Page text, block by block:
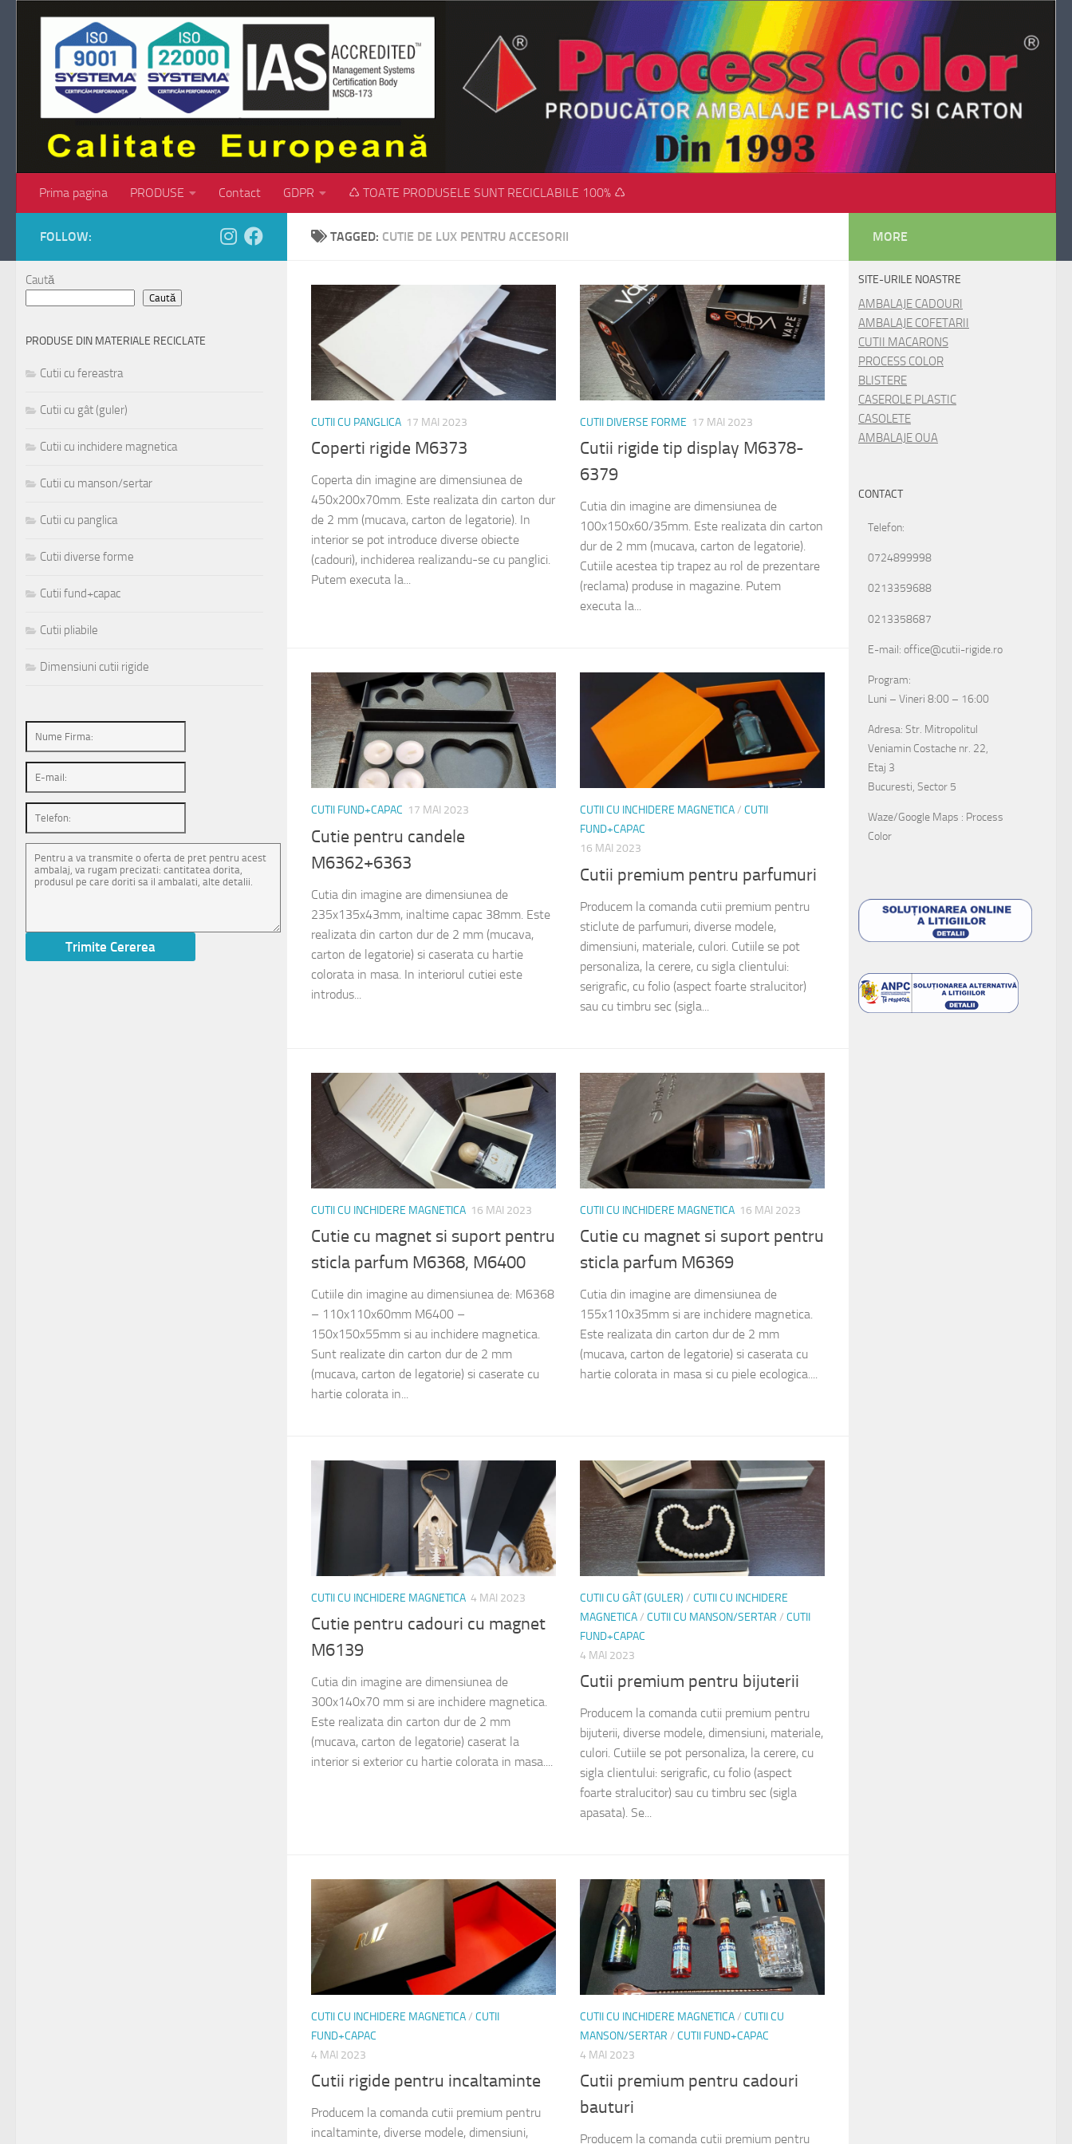
Skip to content
Prima pagina PRODUSE Contact GDPR ♺ TOATE PRODUSELE SUNT RECICLABILE 100% ♺
TAGGED: CUTIE DE LUX PENTRU ACCESORII
CUTII CU PANGLICA 17 MAI 2023
Coperti rigide M6373
Coperta din imagine are dimensiunea de
450x200x70mm. Este realizata din carton dur
de 2 mm (mucava, carton de legatorie). In
interior se pot introduce diverse obiecte
(cadouri), inchiderea realizandu-se cu panglici.
Putem executa la...
CUTII DIVERSE FORME 17 MAI 2023
Cutii rigide tip display M6378-
6379
Cutia din imagine are dimensiunea de
100x150x60/35mm. Este realizata din carton
dur de 2 mm (mucava, carton de legatorie).
Cutiile acestea tip trapez au rol de prezentare
(reclama) produse in magazine. Putem
executa la...
CUTII FUND+CAPAC 17 MAI 2023
Cutie pentru candele
M6362+6363
Cutia din imagine are dimensiunea de
235x135x43mm, inaltime capac 38mm. Este
realizata din carton dur de 2 mm (mucava,
carton de legatorie) si caserata cu hartie
colorata in masa. In interiorul cutiei este
introdus...
CUTII CU INCHIDERE MAGNETICA/ CUTII
FUND+CAPAC
16 MAI 2023
Cutii premium pentru parfumuri
Producem la comanda cutii premium pentru
sticlute de parfumuri, diverse modele,
dimensiuni, materiale, culori. Cutiile se pot
personaliza, la cerere, cu sigla clientului:
serigrafic, cu folio (aspect foarte stralucitor)
sau cu timbru sec (sigla...
CUTII CU INCHIDERE MAGNETICA 16 MAI 2023
Cutie cu magnet si suport pentru
sticla parfum M6368, M6400
Cutiile din imagine au dimensiunea de: M6368
– 110x110x60mm M6400 –
150x150x55mm si au inchidere magnetica.
Sunt realizate din carton dur de 2 mm
(mucava, carton de legatorie) si caserate cu
hartie colorata in...
CUTII CU INCHIDERE MAGNETICA 16 MAI 2023
Cutie cu magnet si suport pentru
sticla parfum M6369
Cutia din imagine are dimensiunea de
155x110x35mm si are inchidere magnetica.
Este realizata din carton dur de 2 mm
(mucava, carton de legatorie) si caserata cu
hartie colorata in masa si cu piele ecologica....
CUTII CU INCHIDERE MAGNETICA 4 MAI 2023
Cutie pentru cadouri cu magnet
M6139
Cutia din imagine are dimensiunea de
300x140x70 mm si are inchidere magnetica.
Este realizata din carton dur de 2 mm
(mucava, carton de legatorie) caserat la
interior si exterior cu hartie colorata in masa....
CUTII CU GÂT (GULER) / CUTII CU INCHIDERE
MAGNETICA/ CUTII CU MANSON/SERTAR / CUTII
FUND+CAPAC
4 MAI 2023
Cutii premium pentru bijuterii
Producem la comanda cutii premium pentru
bijuterii, diverse modele, dimensiuni, materiale,
culori. Cutiile se pot personaliza, la cerere, cu
sigla clientului: serigrafic, cu folio (aspect
foarte stralucitor) sau cu timbru sec (sigla
apasata). Se...
CUTII CU INCHIDERE MAGNETICA/ CUTII
FUND+CAPAC
4 MAI 2023
Cutii rigide pentru incaltaminte
Producem la comanda cutii premium pentru
incaltaminte, diverse modele, dimensiuni,
CUTII CU INCHIDERE MAGNETICA/ CUTII CU
MANSON/SERTAR / CUTII FUND+CAPAC
4 MAI 2023
Cutii premium pentru cadouri
bauturi
Producem la comanda cutii premium pentru
FOLLOW:
Caută
Caută
PRODUSE DIN MATERIALE RECICLATE
Cutii cu fereastra
Cutii cu gât (guler)
Cutii cu inchidere magnetica
Cutii cu manson/sertar
Cutii cu panglica
Cutii diverse forme
Cutii fund+capac
Cutii pliabile
Dimensiuni cutii rigide
MORE
SITE-URILE NOASTRE
AMBALAJE CADOURI
AMBALAJE COFETARII
CUTII MACARONS
PROCESS COLOR
BLISTERE
CASEROLE PLASTIC
CASOLETE
AMBALAJE OUA
CONTACT
Telefon:
0724899998
0213359688
0213358687
E-mail: office@cutii-rigide.ro
Program:
Luni – Vineri 8:00 – 16:00
Adresa: Str. Mitropolitul
Veniamin Costache nr. 22,
Etaj 3
Bucuresti, Sector 5
Waze/Google Maps : Process
Color